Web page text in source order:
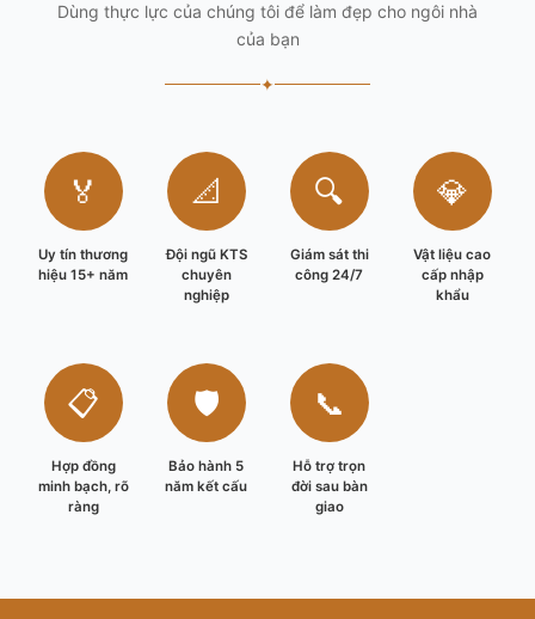
Dùng thực lực của chúng tôi để làm đẹp cho ngôi nhà
của bạn
✦
🏅
Uy tín thương
hiệu 15+ năm
📐
Đội ngũ KTS
chuyên
nghiệp
🔍
Giám sát thi
công 24/7
💎
Vật liệu cao
cấp nhập
khẩu
📋
Hợp đồng
minh bạch, rõ
ràng
🛡️
Bảo hành 5
năm kết cấu
📞
Hỗ trợ trọn
đời sau bàn
giao